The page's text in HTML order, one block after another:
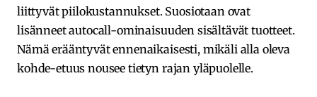
liittyvät piilokustannukset. Suosiotaan ovat
lisänneet autocall-ominaisuuden sisältävät tuotteet.
Nämä erääntyvät ennenaikaisesti, mikäli alla oleva
kohde-etuus nousee tietyn rajan yläpuolelle.